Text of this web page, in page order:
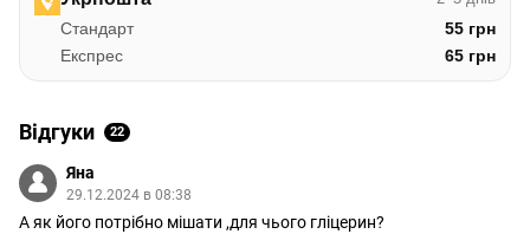
Стандарт
55 грн
Експрес
65 грн
Відгуки 22
Яна
29.12.2024 в 08:38
А як його потрібно мішати ,для чього гліцерин?